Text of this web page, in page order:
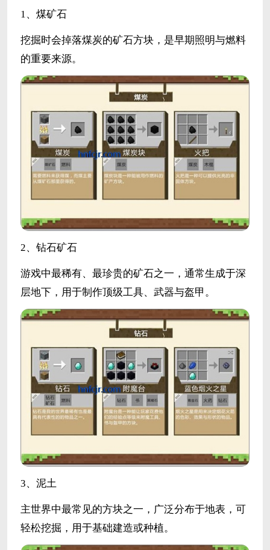
1、煤矿石
挖掘时会掉落煤炭的矿石方块，是早期照明与燃料
的重要来源。
2、钻石矿石
游戏中最稀有、最珍贵的矿石之一，通常生成于深
层地下，用于制作顶级工具、武器与盔甲。
3、泥土
主世界中最常见的方块之一，广泛分布于地表，可
轻松挖掘，用于基础建造或种植。